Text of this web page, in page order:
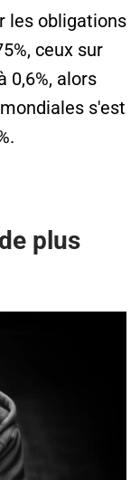
les obligations
ceux sur
0,6%, alors
s'est
plus